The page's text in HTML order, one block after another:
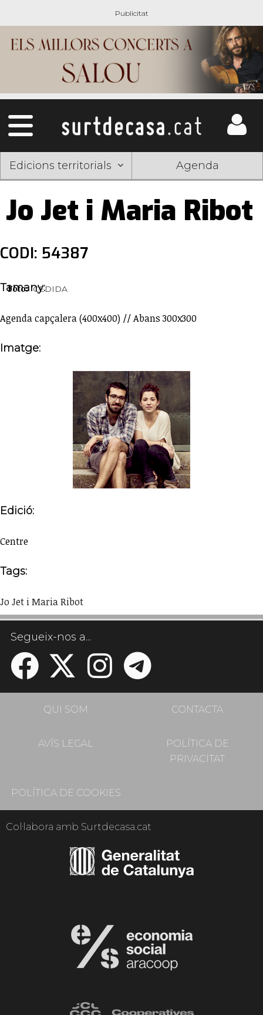
Edicions territorials Agenda
Jo Jet i Maria Ribot
CODI: 54387
Foto: CEDIDA
Tamany:
Agenda capçalera (400x400) // Abans 300x300
Imatge:
Edició:
Centre
Tags:
Jo Jet i Maria Ribot
Segueix-nos a...
QUI SOM CONTACTA
AVÍS LEGAL
POLÍTICA DE
PRIVACITAT
POLÍTICA DE COOKIES
Col·labora amb Surtdecasa.cat